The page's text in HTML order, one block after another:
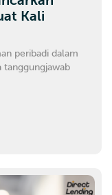
Kali
peribadi dalam
tanggungjawab